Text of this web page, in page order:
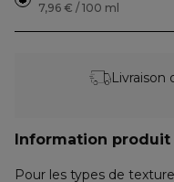
7,96 € / 100 ml
Livraison
Information produit
Pour les types de